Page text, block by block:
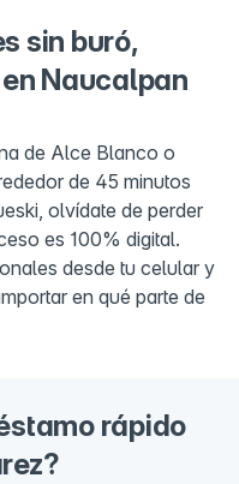
sin buró,
Naucalpan
de Alce Blanco o
de 45 minutos
olvídate de perder
es 100% digital.
desde tu celular y
en qué parte de
rápido